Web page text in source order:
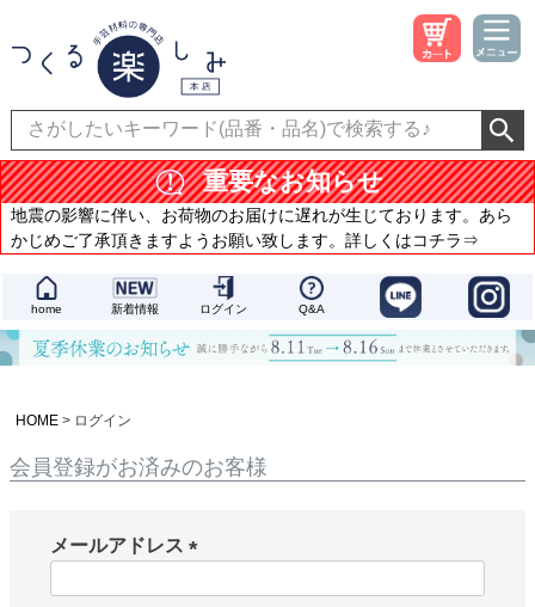
重要なお知らせ
地震の影響に伴い、お荷物のお届けに遅れが生じております。あら
かじめご了承頂きますようお願い致します。詳しくはコチラ⇒
home 新着情報 ログイン Q&A
HOME ログイン
会員登録がお済みのお客様
メールアドレス